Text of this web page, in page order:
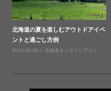
北海道の夏を楽しむアウトドアイベ
ントと過ごし方例
2023.08.08 北海道オンラインアジト